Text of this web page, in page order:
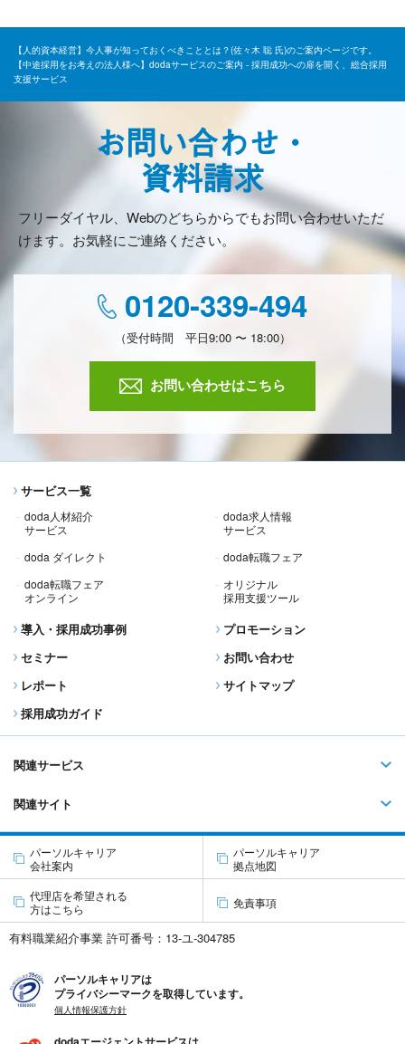
【人的資本経営】今人事が知っておくべきこととは？(佐々木 聡 氏)のご案内ページです。
【中途採用をお考えの法人様へ】dodaサービスのご案内 - 採用成功への扉を開く、総合採用
支援サービス
お問い合わせ・
資料請求
フリーダイヤル、Webのどちらからでもお問い合わせいただ
けます。お気軽にご連絡ください。
0120-339-494
（受付時間 平日9:00 〜 18:00）
お問い合わせはこちら
サービス一覧
doda人材紹介
サービス
doda求人情報
サービス
doda ダイレクト
doda転職フェア
doda転職フェア
オンライン
オリジナル
採用支援ツール
導入・採用成功事例
セミナー
レポート
採用成功ガイド
プロモーション
お問い合わせ
サイトマップ
関連サービス
関連サイト
パーソルキャリア
会社案内
パーソルキャリア
拠点地図
代理店を希望される
方はこちら
免責事項
有料職業紹介事業 許可番号：13-ユ-304785
パーソルキャリアは
プライバシーマークを取得しています。
個人情報保護方針